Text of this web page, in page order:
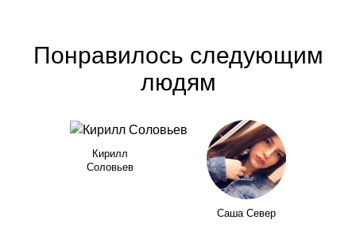
Понравилось следующим
людям
Кирилл
Соловьев
Саша Север